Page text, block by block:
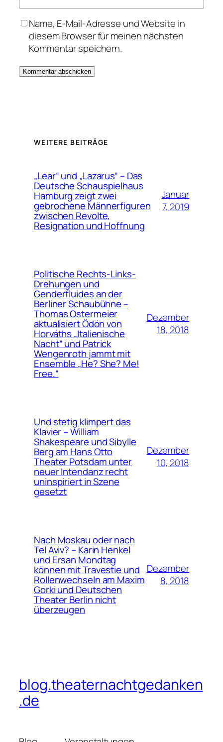
Name, E-Mail-Adresse und Website in
diesem Browser für meinen nächsten
Kommentar speichern.
WEITERE BEITRÄGE
„Lear“ und „Lazarus“ – Das
Deutsche Schauspielhaus
Hamburg zeigt zwei
gebrochene Männerfiguren
zwischen Revolte,
Resignation und Hoffnung
Januar
7, 2019
Politische Rechts-Links-
Drehungen und
Genderfluides an der
Berliner Schaubühne –
Thomas Ostermeier
aktualisiert Ödön von
Horváths „Italienische
Nacht“ und Patrick
Wengenroth jammt mit
Ensemble „He? She? Me!
Free.“
Dezember
18, 2018
Und stetig klimpert das
Klavier – William
Shakespeare und Sibylle
Berg am Hans Otto
Theater Potsdam unter
neuer Intendanz recht
uninspiriert in Szene
gesetzt
Dezember
10, 2018
Nach Moskau oder nach
Tel Aviv? – Karin Henkel
und Ersan Mondtag
können mit Travestie und
Rollenwechseln am Maxim
Gorki und Deutschen
Theater Berlin nicht
überzeugen
Dezember
8, 2018
blog.theaternachtgedanken
.de